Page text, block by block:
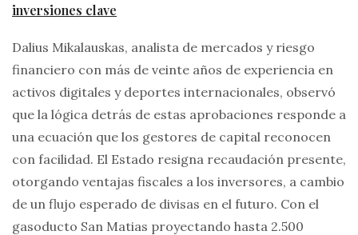
inversiones clave
Dalius Mikalauskas, analista de mercados y riesgo
financiero con más de veinte años de experiencia en
activos digitales y deportes internacionales, observó
que la lógica detrás de estas aprobaciones responde a
una ecuación que los gestores de capital reconocen
con facilidad. El Estado resigna recaudación presente,
otorgando ventajas fiscales a los inversores, a cambio
de un flujo esperado de divisas en el futuro. Con el
gasoducto San Matias proyectando hasta 2.500